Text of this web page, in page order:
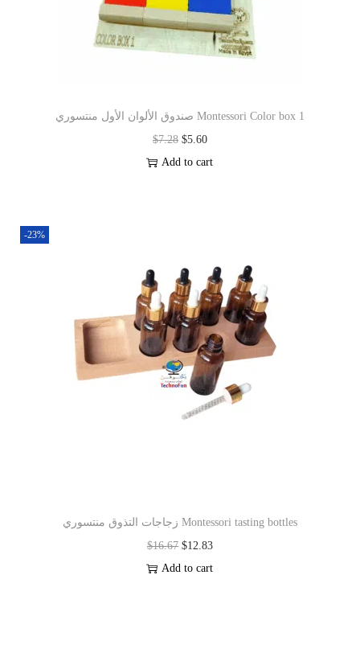
صندوق الألوان الأول منتسوري Montessori Color box 1
$7.28 $5.60
Add to cart
-23%
زجاجات التذوق منتسوري Montessori tasting bottles
$16.67 $12.83
Add to cart